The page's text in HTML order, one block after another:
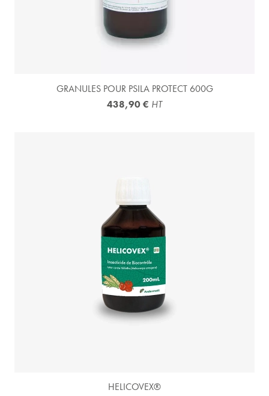
GRANULES POUR PSILA PROTECT 600G
438,90 € HT
HELICOVEX®